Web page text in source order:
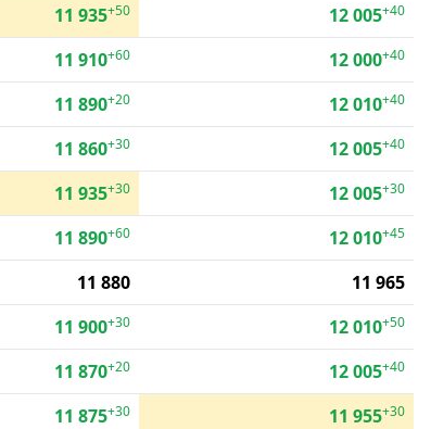
11 935+50 12 005+40
11 910+60 12 000+40
11 890+20 12 010+40
11 860+30 12 005+40
11 935+30 12 005+30
11 890+60 12 010+45
11 880
11 965
11 900+30 12 010+50
11 870+20 12 005+40
11 875+30 11 955+30